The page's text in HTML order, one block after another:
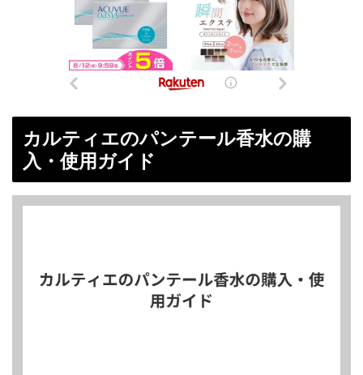
カルティエのパンテール香水の購
入・使用ガイド